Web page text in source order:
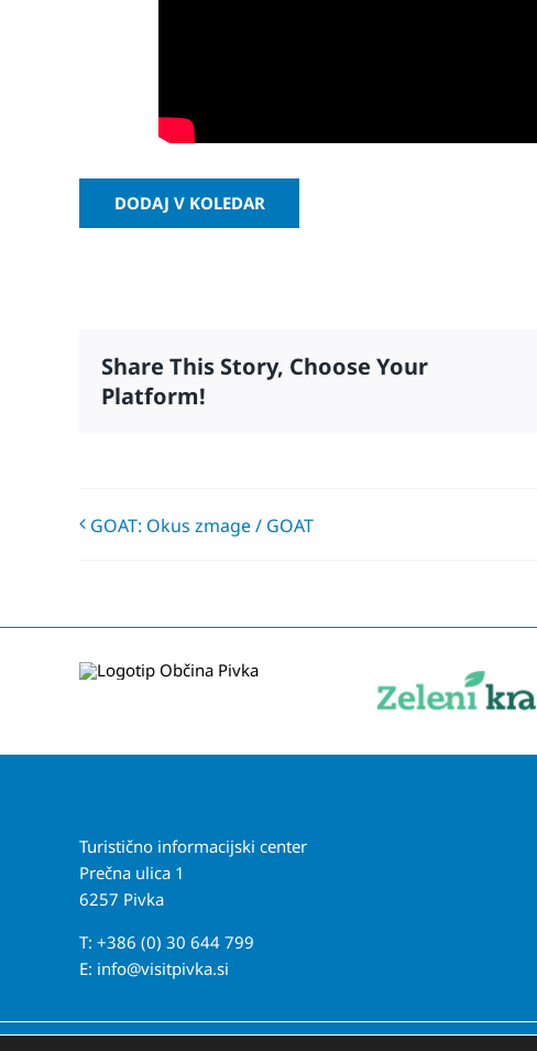
DODAJ V KOLEDAR
Share This Story, Choose Your
Platform!
GOAT: Okus zmage / GOAT
Turistično informacijski center
Prečna ulica 1
6257 Pivka
T: +386 (0) 30 644 799
E: info@visitpivka.si